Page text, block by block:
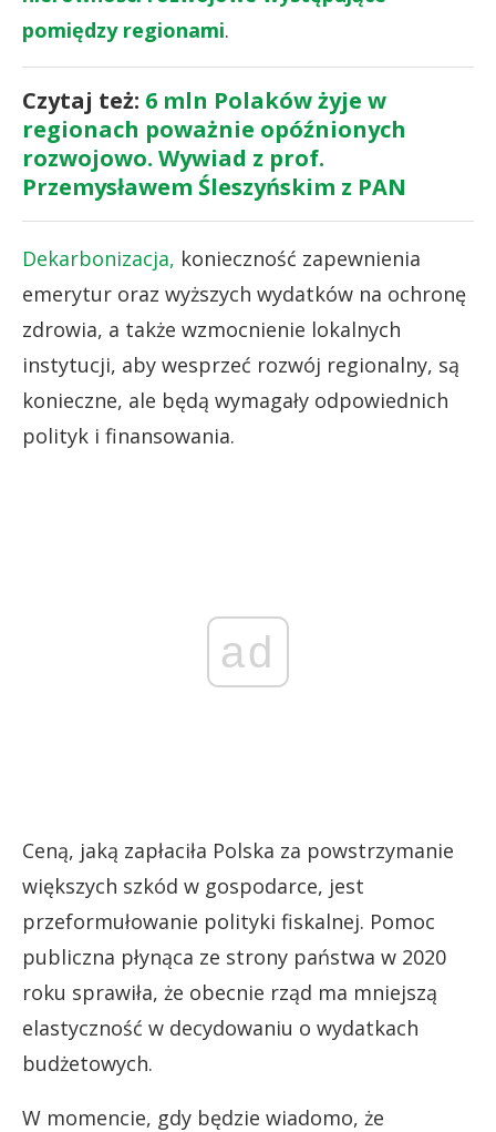
pomiędzy regionami.
Czytaj też: 6 mln Polaków żyje w
regionach poważnie opóźnionych
rozwojowo. Wywiad z prof.
Przemysławem Śleszyńskim z PAN
Dekarbonizacja, konieczność zapewnienia
emerytur oraz wyższych wydatków na ochronę
zdrowia, a także wzmocnienie lokalnych
instytucji, aby wesprzeć rozwój regionalny, są
konieczne, ale będą wymagały odpowiednich
polityk i finansowania.
ad
Ceną, jaką zapłaciła Polska za powstrzymanie
większych szkód w gospodarce, jest
przeformułowanie polityki fiskalnej. Pomoc
publiczna płynąca ze strony państwa w 2020
roku sprawiła, że obecnie rząd ma mniejszą
elastyczność w decydowaniu o wydatkach
budżetowych.
W momencie, gdy będzie wiadomo, że